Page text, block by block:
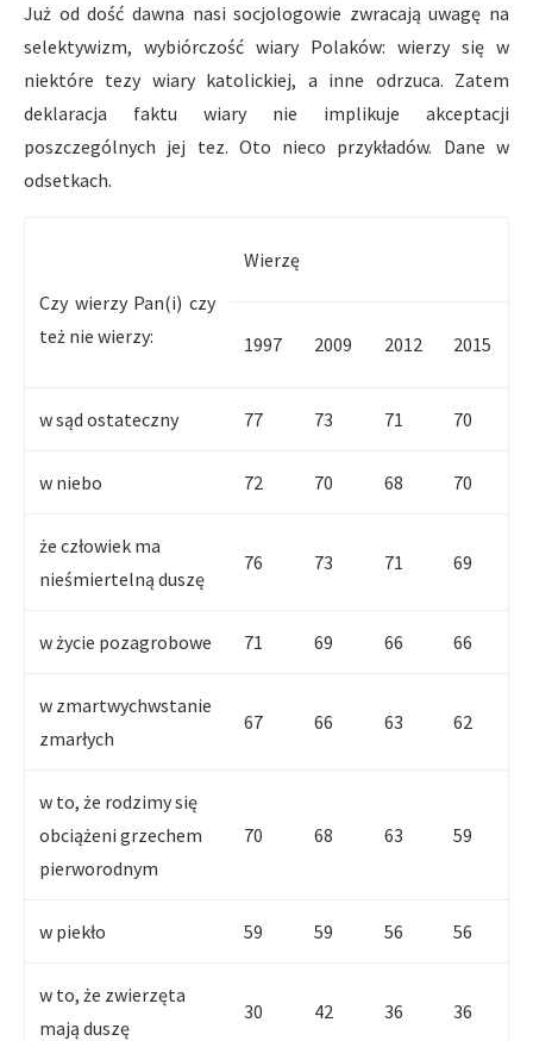
Już od dość dawna nasi socjologowie zwracają uwagę na
selektywizm, wybiórczość wiary Polaków: wierzy się w
niektóre tezy wiary katolickiej, a inne odrzuca. Zatem
deklaracja faktu wiary nie implikuje akceptacji
poszczególnych jej tez. Oto nieco przykładów. Dane w
odsetkach.
Czy wierzy Pan(i) czy
też nie wierzy:
Wierzę
1997 2009 2012 2015
w sąd ostateczny 77 73 71 70
w niebo 72 70 68 70
że człowiek ma
nieśmiertelną duszę
76 73 71 69
w życie pozagrobowe 71 69 66 66
w zmartwychwstanie
zmarłych
67 66 63 62
w to, że rodzimy się
obciążeni grzechem
pierworodnym
70 68 63 59
w piekło 59 59 56 56
w to, że zwierzęta
mają duszę
30 42 36 36